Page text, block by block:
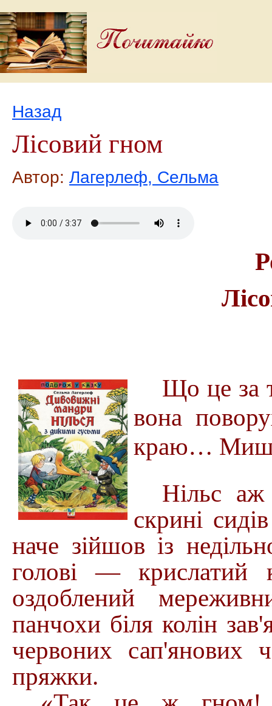
Назад
Лісовий гном
Автор: Лагерлеф, Сельма
Що це за
вона
краю…
Нільс
скрині
наче зійшов із
голові — крислатий
оздоблений
панчохи біля колін
червоних сап'янових
пряжки.